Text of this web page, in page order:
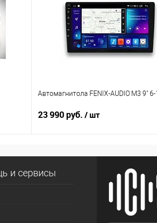
Автомагнитола FENIX-AUDIO M3 9"
23 990 руб. / шт
и сервисы